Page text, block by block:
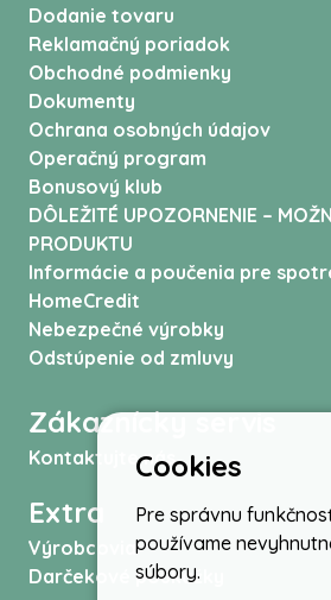
Dodanie tovaru
Reklamačný poriadok
Obchodné podmienky
Dokumenty
Ochrana osobných údajov
Operačný program
Bonusový klub
DÔLEŽITÉ UPOZORNENIE –
PRODUKTU
Informácie a poučenia pre
HomeCredit
Nebezpečné výrobky
Odstúpenie od zmluvy
Zákaznícky servis
Kontaktujte nás
Extra
Výrobcovia
Darčekové poukážky
Cookies
Pre správnu
používame
súbory.